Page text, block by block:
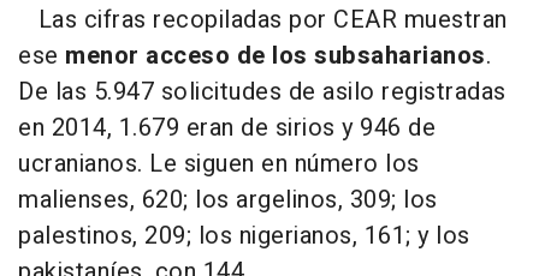
Las cifras recopiladas por CEAR muestran
ese menor acceso de los subsaharianos.
De las 5.947 solicitudes de asilo registradas
en 2014, 1.679 eran de sirios y 946 de
ucranianos. Le siguen en número los
malienses, 620; los argelinos, 309; los
palestinos, 209; los nigerianos, 161; y los